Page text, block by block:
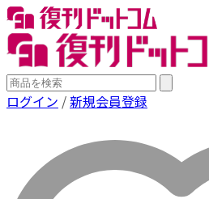
ログイン /新規会員登録